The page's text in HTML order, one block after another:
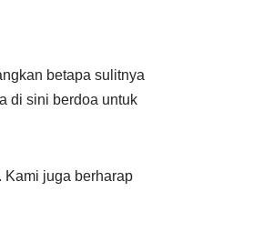
betapa sulitnya
di sini berdoa untuk
Kami juga berharap